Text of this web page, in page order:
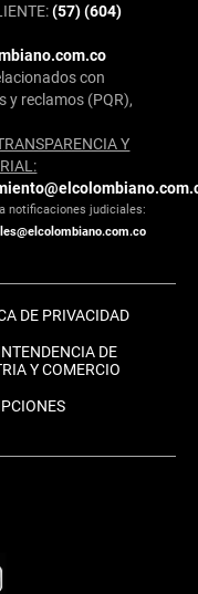
(57) (604)
con
y reclamos (PQR),
Y
notificaciones judiciales:
DE PRIVACIDAD
DE
Y COMERCIO